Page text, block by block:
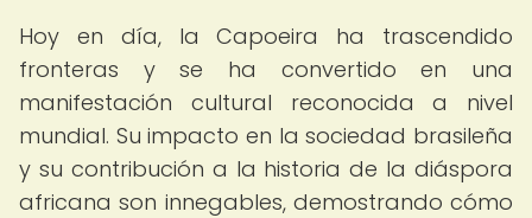
Hoy en día, la Capoeira ha trascendido
fronteras y se ha convertido en una
manifestación cultural reconocida a nivel
mundial. Su impacto en la sociedad brasileña
y su contribución a la historia de la diáspora
africana son innegables, demostrando cómo